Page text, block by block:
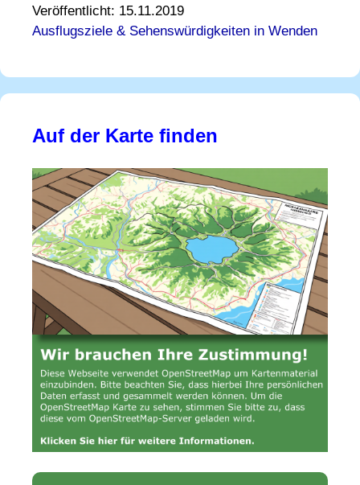
Veröffentlicht: 15.11.2019
Ausflugsziele & Sehenswürdigkeiten in Wenden
Auf der Karte finden